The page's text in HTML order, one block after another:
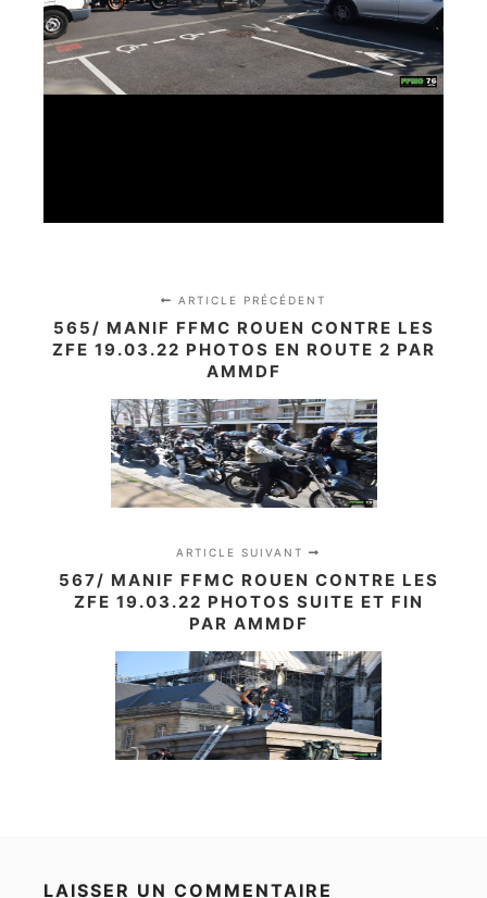
ARTICLE PRÉCÉDENT
565/ MANIF FFMC ROUEN CONTRE LES
ZFE 19.03.22 PHOTOS EN ROUTE 2 PAR
AMMDF
ARTICLE SUIVANT
567/ MANIF FFMC ROUEN CONTRE LES
ZFE 19.03.22 PHOTOS SUITE ET FIN
PAR AMMDF
LAISSER UN COMMENTAIRE